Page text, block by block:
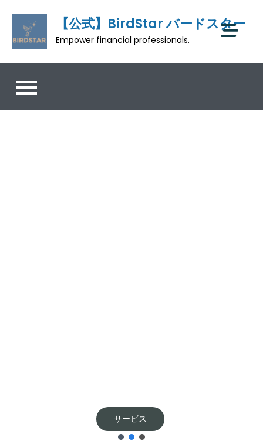
content
【公式】BirdStar バードスター
Empower financial professionals.